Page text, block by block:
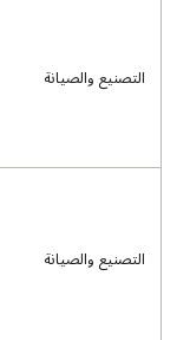
التصنيع والصيانة
التصنيع والصيانة